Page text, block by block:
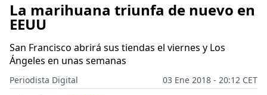
La marihuana triunfa de nuevo en
EEUU
San Francisco abrirá sus tiendas el viernes y Los
Ángeles en unas semanas
Periodista Digital
03 Ene 2018 - 20:12 CET